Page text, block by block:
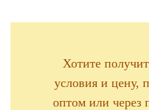
Хотите
условия и цену,
оптом или через